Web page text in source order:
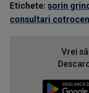
Etichete: sorin
consultari
Vrei